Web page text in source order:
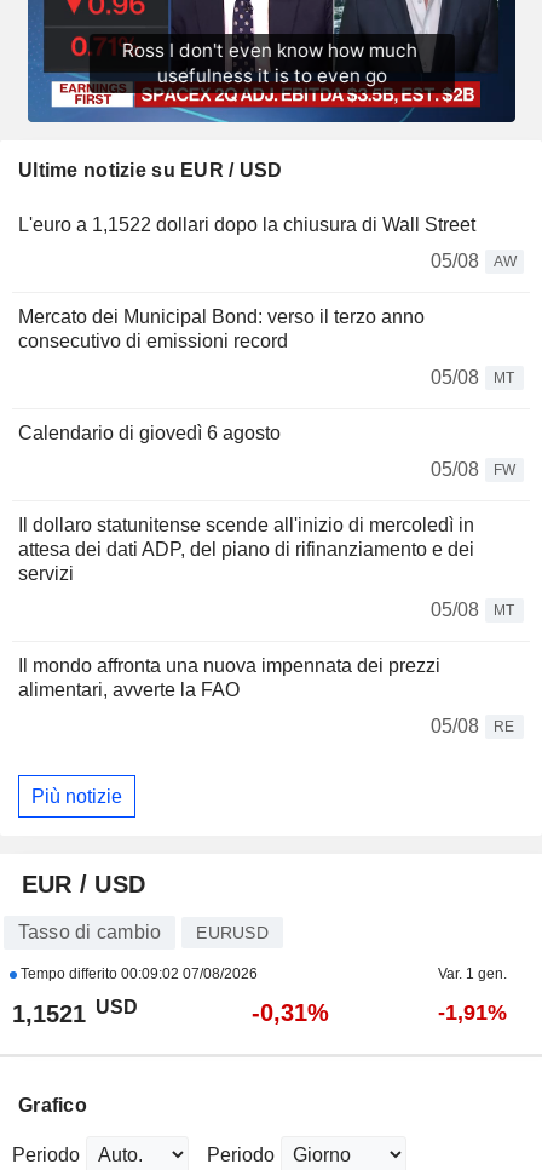
Ultime notizie su EUR / USD
L'euro a 1,1522 dollari dopo la chiusura di Wall Street
05/08
AW
Mercato dei Municipal Bond: verso il terzo anno
consecutivo di emissioni record
05/08
MT
Calendario di giovedì 6 agosto
05/08
FW
Il dollaro statunitense scende all'inizio di mercoledì in
attesa dei dati ADP, del piano di rifinanziamento e dei
servizi
05/08
MT
Il mondo affronta una nuova impennata dei prezzi
alimentari, avverte la FAO
05/08
RE
Più notizie
EUR / USD
Tasso di cambio EURUSD
Tempo differito 00:09:02 07/08/2026 Var. 1 gen.
1,1521 USD -0,31% -1,91%
Grafico
Periodo Periodo